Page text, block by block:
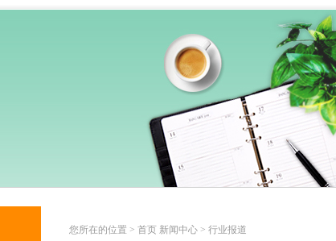
您所在的位置 > 首页 新闻中心 > 行业报道